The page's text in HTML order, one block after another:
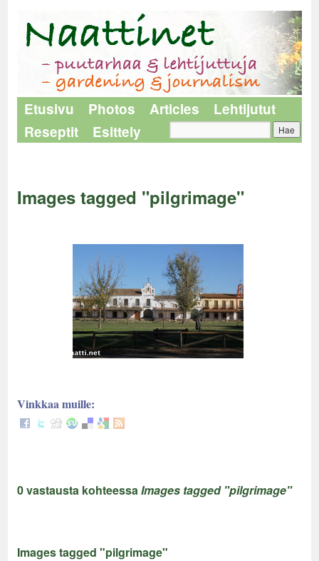
Etusivu Photos Articles
Lehtijutut
Reseptit
Esittely
Images tagged "pilgrimage"
Vinkkaa muille:
0 vastausta kohteessaImages tagged "pilgrimage"
Images tagged "pilgrimage"